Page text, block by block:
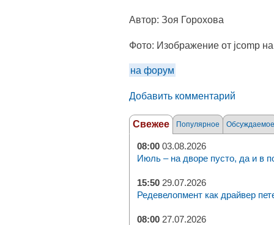
Автор: Зоя Горохова
Фото: Изображение от jcomp
на форум
Добавить комментарий
Свежее Популярное Обсуждаемое
08:00 03.08.2026
Июль – на дворе пусто, да и в
15:50 29.07.2026
Редевелопмент как драйвер
08:00 27.07.2026